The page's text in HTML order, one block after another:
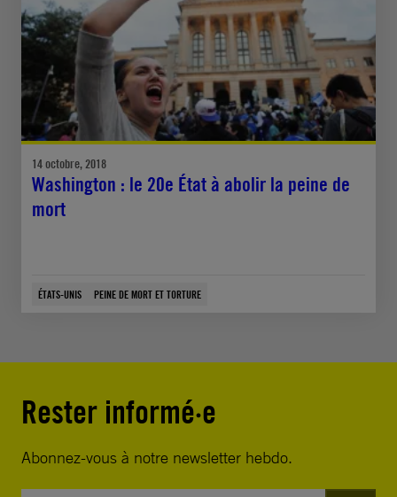
14 octobre, 2018
Washington : le 20e État à abolir la peine de
mort
ÉTATS-UNIS PEINE DE MORT ET TORTURE
Rester informé·e
Abonnez-vous à notre newsletter hebdo.